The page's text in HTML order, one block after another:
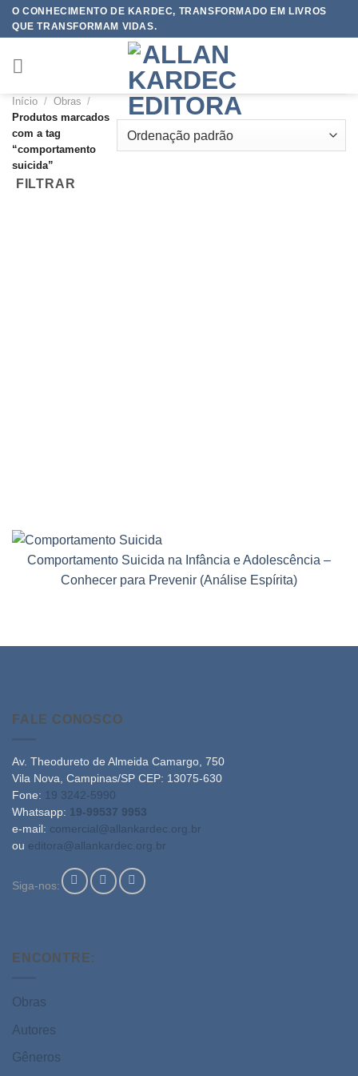
SkipO CONHECIMENTO DE KARDEC, TRANSFORMADO EM LIVROS
QUE TRANSFORMAM VIDAS.
Início / Obras /
Produtos marcados
com a tag
“comportamento
suicida”
FILTRAR
Comportamento Suicida na Infância e Adolescência –
Conhecer para Prevenir (Análise Espírita)
FALE CONOSCO
Av. Theodureto de Almeida Camargo, 750
Vila Nova, Campinas/SP CEP: 13075-630
Fone: 19 3242-5990
Whatsapp: 19-99537 9953
e-mail: comercial@allankardec.org.br
ou editora@allankardec.org.br
Siga-nos:
ENCONTRE:
Obras
Autores
Gêneros